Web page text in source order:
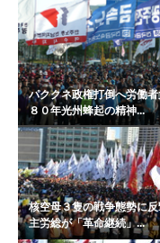
パククネ政権打倒へ労働
８０年光州蜂起の精神...
核空母３隻の戦争態勢に
主労総が「革命継続」...